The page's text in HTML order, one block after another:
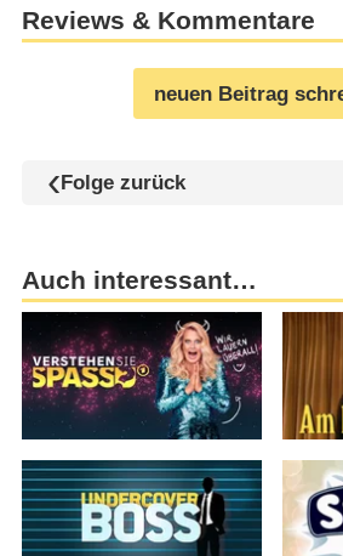
Reviews & Kommentare
neuen Beitrag
Folge zurück
Auch interessant…